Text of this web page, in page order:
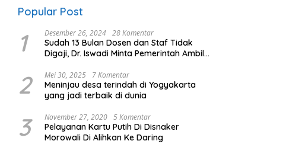
Popular Post
1 Desember 26, 2024 28 Komentar
Sudah 13 Bulan Dosen dan Staf Tidak
Digaji, Dr. Iswadi Minta Pemerintah Ambil
2 Mei 30, 2025 7 Komentar
Meninjau desa terindah di Yogyakarta
yang jadi terbaik di dunia
3 November 27, 2020 5 Komentar
Pelayanan Kartu Putih Di Disnaker
Morowali Di Alihkan Ke Daring